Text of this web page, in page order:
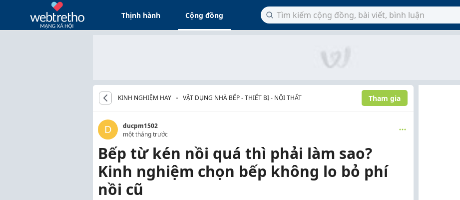
Thịnh hành Cộng đồng
KINH NGHIỆM HAY VẬT DỤNG NHÀ BẾP - THIẾT BỊ - NỘI THẤT Tham gia
D
ducpm1502
một tháng trước
Bếp từ kén nồi quá thì phải làm sao?
Kinh nghiệm chọn bếp không lo bỏ phí
nồi cũ